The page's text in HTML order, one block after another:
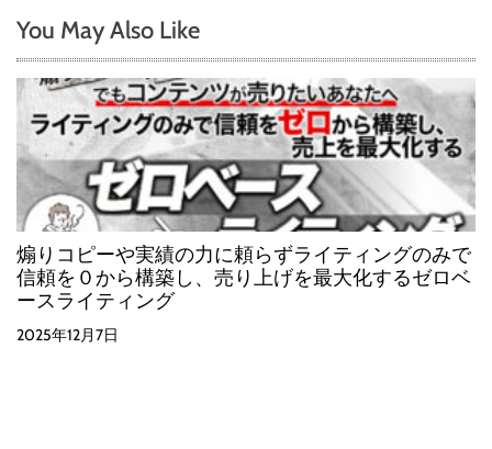
You May Also Like
煽りコピーや実績の力に頼らずライティングのみで
信頼を０から構築し、売り上げを最大化するゼロベ
ースライティング
2025年12月7日